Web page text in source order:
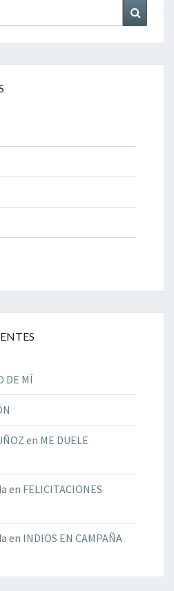
DE MÍ
en ME DUELE
en FELICITACIONES
en INDIOS EN CAMPAÑA